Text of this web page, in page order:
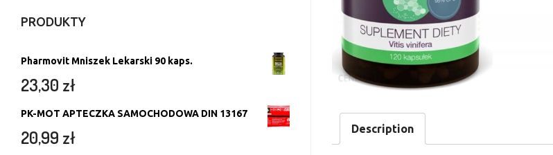
Description
PRODUKTY
Pharmovit Mniszek Lekarski 90 kaps.
23,30 zł
PK-MOT APTECZKA SAMOCHODOWA DIN 13167
20,99 zł